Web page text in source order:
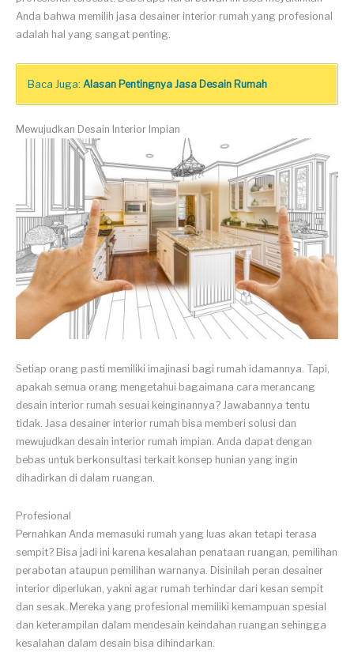
Anda bahwa memilih jasa desainer interior rumah yang profesional
adalah hal yang sangat penting.
Baca Juga: Alasan Pentingnya Jasa Desain Rumah
Mewujudkan Desain Interior Impian
Setiap orang pasti memiliki imajinasi bagi rumah idamannya. Tapi,
apakah semua orang mengetahui bagaimana cara merancang
desain interior rumah sesuai keinginannya? Jawabannya tentu
tidak. Jasa desainer interior rumah bisa memberi solusi dan
mewujudkan desain interior rumah impian. Anda dapat dengan
bebas untuk berkonsultasi terkait konsep hunian yang ingin
dihadirkan di dalam ruangan.
Profesional
Pernahkan Anda memasuki rumah yang luas akan tetapi terasa
sempit? Bisa jadi ini karena kesalahan penataan ruangan, pemilihan
perabotan ataupun pemilihan warnanya. Disinilah peran desainer
interior diperlukan, yakni agar rumah terhindar dari kesan sempit
dan sesak. Mereka yang profesional memiliki kemampuan spesial
dan keterampilan dalam mendesain keindahan ruangan sehingga
kesalahan dalam desain bisa dihindarkan.